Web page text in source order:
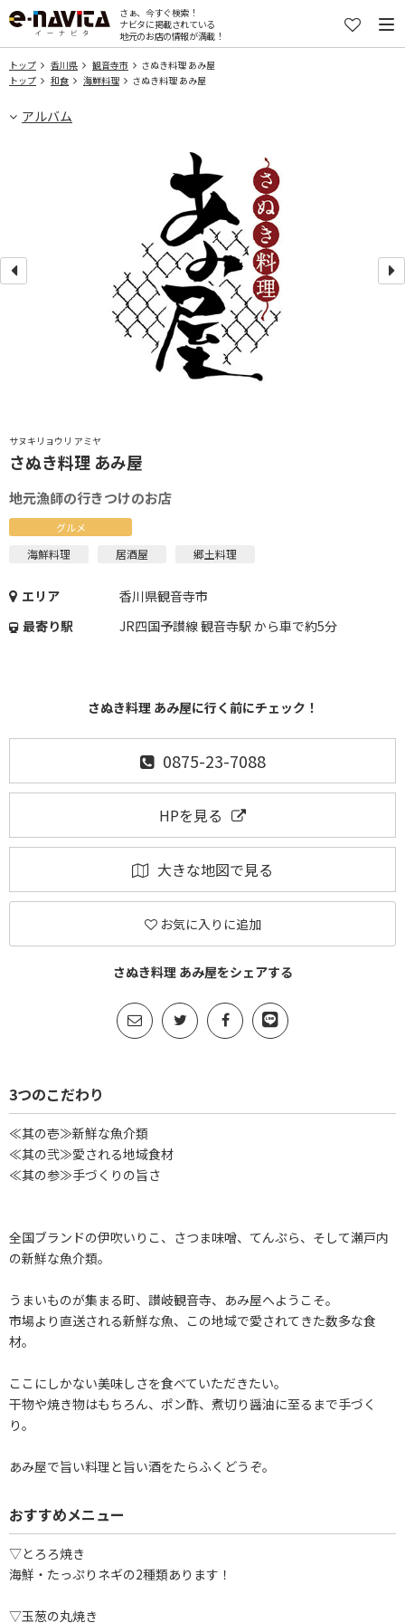
さぁ、今すぐ検索！
ナビタに掲載されている
地元のお店の情報が満載！
トップ 香川県 観音寺市
さぬき料理 あみ屋
トップ
和食 海鮮料理 さぬき料理 あみ屋
アルバム
サヌキリョウリ アミヤ
さぬき料理 あみ屋
地元漁師の行きつけのお店
グルメ
海鮮料理 居酒屋 郷土料理
エリア
香川県観音寺市
最寄り駅
JR四国予讃線 観音寺駅 から車で約5分
さぬき料理 あみ屋に行く前にチェック！
0875-23-7088
HPを見る
大きな地図で見る
お気に入りに追加
さぬき料理 あみ屋をシェアする
3つのこだわり
≪其の壱≫新鮮な魚介類
≪其の弐≫愛される地域食材
≪其の参≫手づくりの旨さ
全国ブランドの伊吹いりこ、さつま味噌、てんぷら、そして瀬戸内
の新鮮な魚介類。
うまいものが集まる町、讃岐観音寺、あみ屋へようこそ。
市場より直送される新鮮な魚、この地域で愛されてきた数多な食
材。
ここにしかない美味しさを食べていただきたい。
干物や焼き物はもちろん、ポン酢、煮切り醤油に至るまで手づく
り。
あみ屋で旨い料理と旨い酒をたらふくどうぞ。
おすすめメニュー
▽とろろ焼き
海鮮・たっぷりネギの2種類あります！
▽玉葱の丸焼き